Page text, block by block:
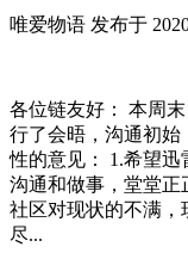
唯爱物语 发布于
各位链友好： 本周
行了会晤，沟通初始
性的意见： 1.希望
沟通和做事，堂堂正
社区对现状的不满，
尽...